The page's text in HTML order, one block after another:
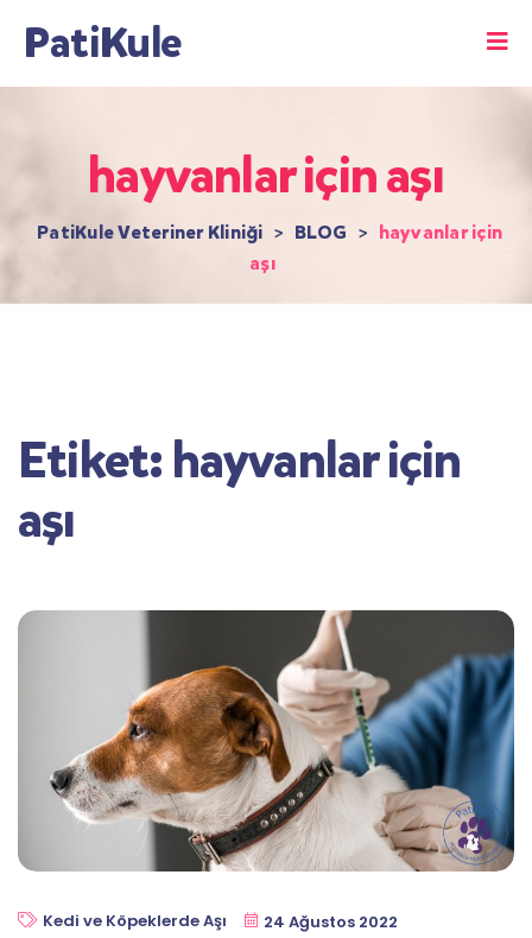
PatiKule
hayvanlar için aşı
PatiKule Veteriner Kliniği > BLOG > hayvanlar için
aşı
Etiket:hayvanlar için
aşı
Kedi ve Köpeklerde Aşı 24 Ağustos 2022